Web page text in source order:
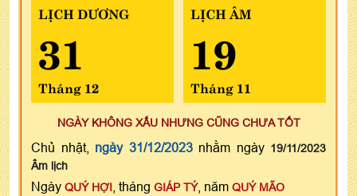
LỊCH DƯƠNG
31
Tháng 12
LỊCH ÂM
19
Tháng 11
NGÀY KHÔNG XẤU NHƯNG CŨNG CHƯA TỐT
Chủ nhật, ngày 31/12/2023nhằm ngày 19/11/2023
Âm lịch
Ngày QUÝ HỢI , tháng GIÁP TÝ, năm QUÝ MÃO